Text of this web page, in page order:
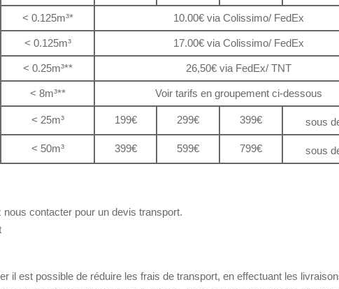
< 0.125m³* 10.00€ via Colissimo/ FedEx
< 0.125m³ 17.00€ via Colissimo/ FedEx
< 0.25m³** 26,50€ via FedEx/ TNT
< 8m³** Voir tarifs en groupement ci-dessous
< 25m³ 199€ 299€ 399€ sous
< 50m³ 399€ 599€ 799€ sous
contacter pour un devis transport.
il est possible de réduire les frais de transport, en effectuant les